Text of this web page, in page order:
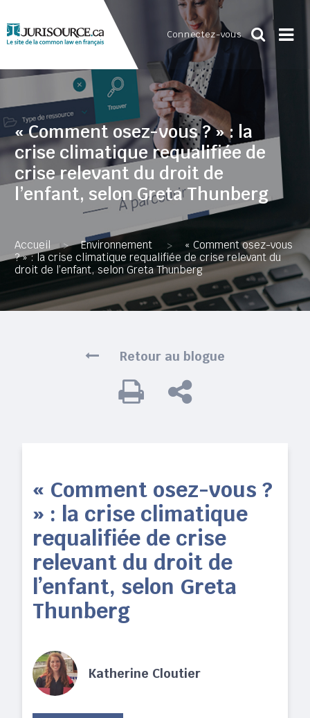
Connectez-vous
« Comment osez-vous ? » : la
crise climatique requalifiée de
crise relevant du droit de
l’enfant, selon Greta Thunberg
Accueil > Environnement >
« Comment osez-vous
? » : la crise climatique requalifiée de crise relevant du
droit de l’enfant, selon Greta Thunberg
Retour au blogue
« Comment osez-vous ?
» : la crise climatique
requalifiée de crise
relevant du droit de
l’enfant, selon Greta
Thunberg
Katherine Cloutier